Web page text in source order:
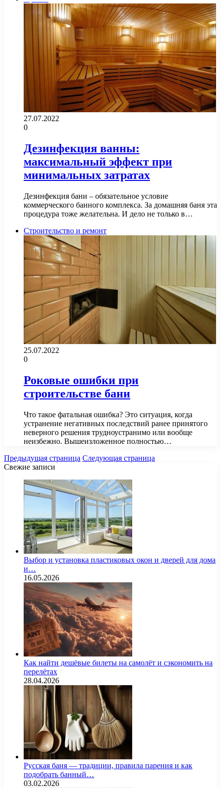
27.07.2022
0
Дезинфекция ванны:
максимальный эффект при
минимальных затратах
Дезинфекция бани – обязательное условие
коммерческого банного комплекса. За домашняя баня эта
процедура тоже желательна. И дело не только в…
Строительство и ремонт
25.07.2022
0
Роковые ошибки при
строительстве бани
Что такое фатальная ошибка? Это ситуация, когда
устранение негативных последствий ранее принятого
неверного решения трудноустранимо или вообще
неизбежно. Вышеизложенное полностью…
Предыдущая страница Следующая страница
Свежие записи
Выбор и установка пластиковых окон и дверей для дома
и…
16.05.2026
Как найти дешёвые билеты на самолёт и сэкономить на
перелётах
28.04.2026
Русская баня — традиции, правила парения и как
подобрать банный…
03.02.2026